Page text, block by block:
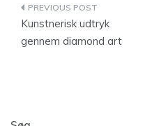
Kunstnerisk udtryk
gennem diamond art